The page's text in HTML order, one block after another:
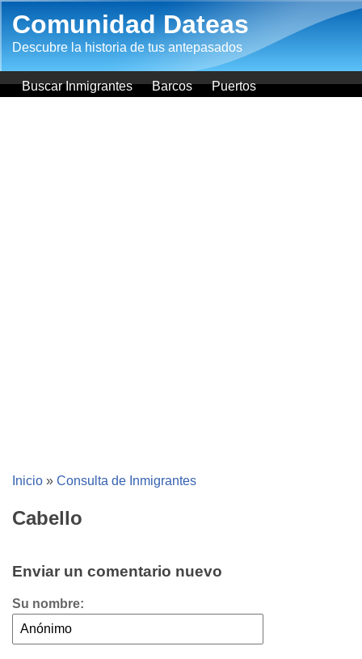
Comunidad Dateas
Descubre la historia de tus antepasados
Buscar Inmigrantes Barcos Puertos
Inicio » Consulta de Inmigrantes
Cabello
Enviar un comentario nuevo
Su nombre: